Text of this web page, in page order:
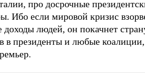
про досрочные
Ибо если мировой кризис
доходы людей, он покачнет
в президенты и любые